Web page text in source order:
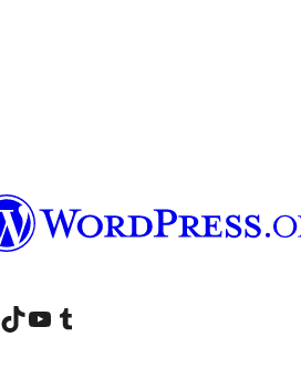
TikTok アカウントへYouTube チャンネルへ Tumblr アカウントへ